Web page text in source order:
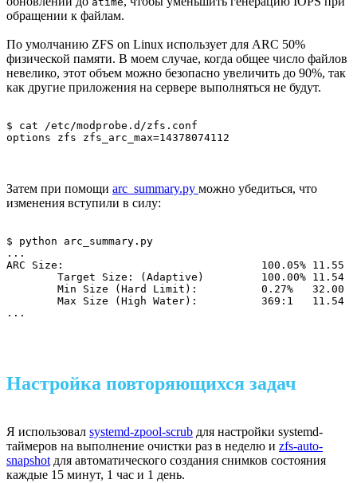
обращении к файлам.
По умолчанию ZFS on Linux использует для ARC 50%
физической памяти. В моем случае, когда общее число файлов
невелико, этот объем можно безопасно увеличить до 90%, так
как другие приложения на сервере выполняться не будут.
$ cat /etc/modprobe.d/zfs.conf
options zfs zfs_arc_max=14378074112
Затем при помощи arc_summary.py можно убедиться, что
изменения вступили в силу:
$ python arc_summary.py
...
ARC Size:				100.05%	11.55	GiB
...
Настройка повторяющихся задач
Я использовал systemd-zpool-scrub для настройки systemd-
таймеров на выполнение очистки раз в неделю и zfs-auto-
snapshot для автоматического создания снимков состояния
каждые 15 минут, 1 час и 1 день.